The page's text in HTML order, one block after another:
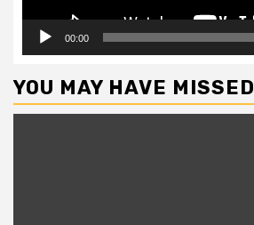
00:00
YOU MAY HAVE MISSED